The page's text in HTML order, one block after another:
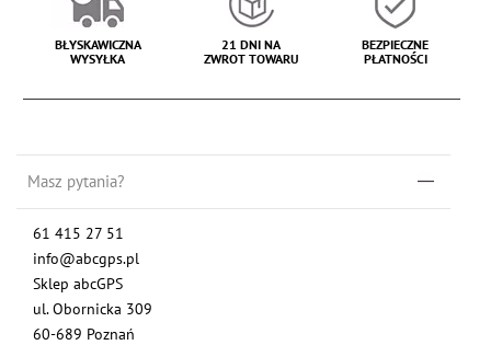
BŁYSKAWICZNA
WYSYŁKA
21 DNI NA
ZWROT TOWARU
BEZPIECZNE
PŁATNOŚCI
Masz pytania?
61 415 27 51
info@abcgps.pl
Sklep abcGPS
ul. Obornicka 309
60-689 Poznań